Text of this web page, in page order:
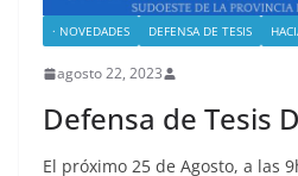
· NOVEDADES DEFENSA DE TESIS
agosto 22, 2023
Defensa de Tesis
El próximo 25 de Agosto, a las